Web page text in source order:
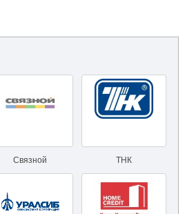
Связной ТНК